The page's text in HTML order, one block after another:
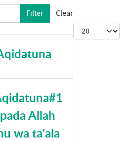
Filter
Clear
Tampilkan #
Allah
wa ta'ala